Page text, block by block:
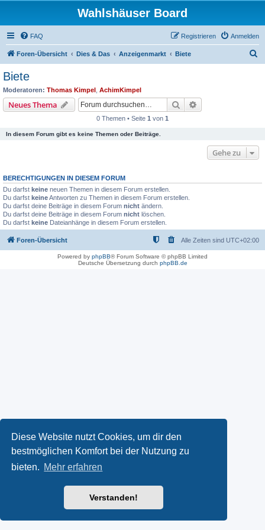
Diese Website nutzt Cookies, um dir den
bestmöglichen Komfort bei der Nutzung zu
bieten. Mehr erfahren
Verstanden!
Wahlshäuser Board
FAQ Anmelden
Registrieren
Foren-Übersicht Dies & Das Anzeigenmarkt Biete
Biete
Moderatoren: Thomas Kimpel AchimKimpel
Neues Thema Suche
0 Themen • Seite 1 von 1
In diesem Forum gibt es keine Themen oder Beiträge.
Gehe zu
BERECHTIGUNGEN IN DIESEM FORUM
Du darfst keine neuen Themen in diesem Forum erstellen.
Du darfst keineAntworten zu Themen in diesem Forum erstellen.
Du darfst deine Beiträge in diesem Forum nicht ändern.
Du darfst deine Beiträge in diesem Forum nicht löschen.
Du darfst keine Dateianhänge in diesem Forum erstellen.
Foren-Übersicht Alle Zeiten sind UTC+02:00
Powered by phpBB® Forum Software © phpBB Limited
Deutsche Übersetzung durch phpBB.de